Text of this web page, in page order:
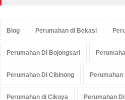
Blog Perumahan di Bekasi
Perumahan Di Bojongsari
Perumahan Di Cibinong Perumahan
Perumahan di Cikoya Perumahan